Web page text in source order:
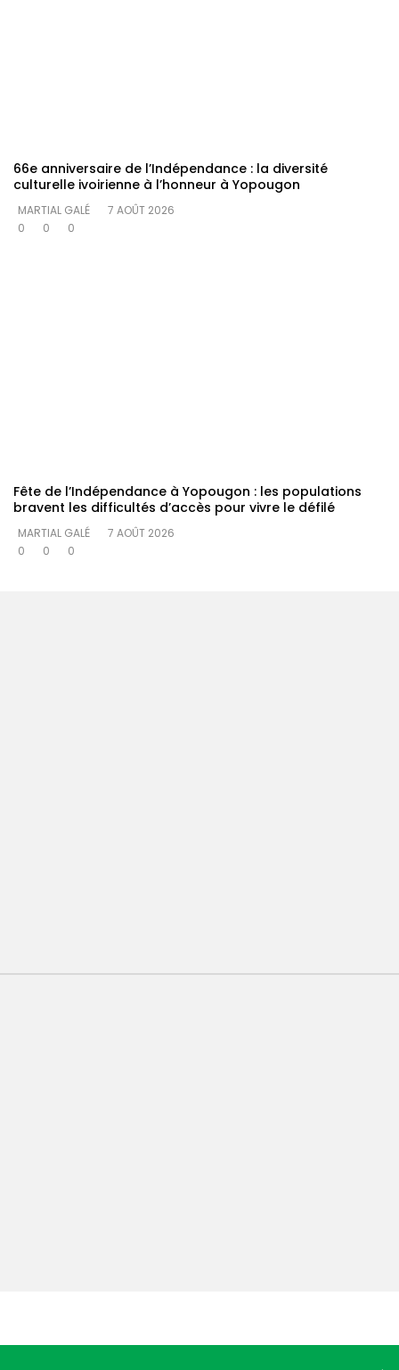
66e anniversaire de l’Indépendance : la diversité
culturelle ivoirienne à l’honneur à Yopougon
MARTIAL GALÉ
7 AOÛT 2026
0
0 0
Fête de l’Indépendance à Yopougon : les populations
bravent les difficultés d’accès pour vivre le défilé
MARTIAL GALÉ
7 AOÛT 2026
0
0 0